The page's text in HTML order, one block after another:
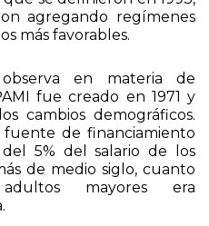
se mantienen las
se definieron en 1993,
agregando regímenes
en materia de
fue creado en 1971 y
cambios demográficos.
de financiamiento
5% del salario de los
de medio siglo, cuanto
mayores era